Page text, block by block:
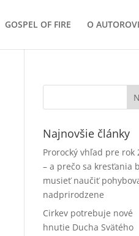
GOSPEL OF FIRE O AUTOROVI
Najnovšie články
Prorocký vhľad pre rok
– a prečo sa kresťania
musieť naučiť
nadprirodzene
Cirkev potrebuje nové
hnutie Ducha Svätého